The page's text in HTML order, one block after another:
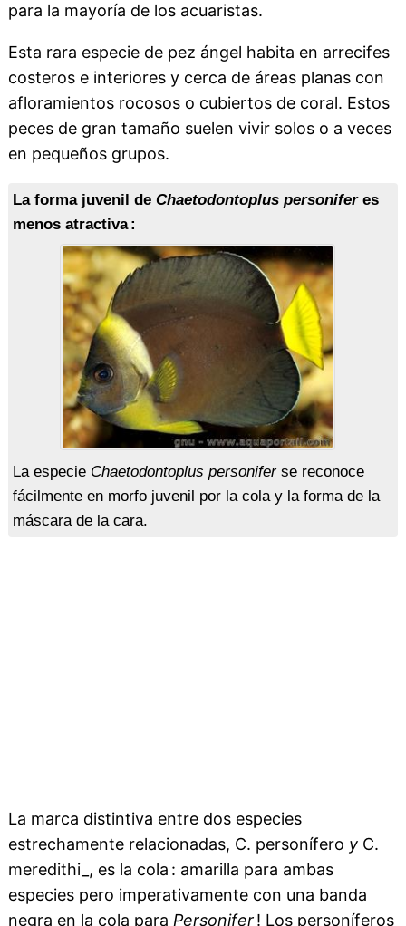
para la mayoría de los acuaristas.
Esta rara especie de pez ángel habita en arrecifes
costeros e interiores y cerca de áreas planas con
afloramientos rocosos o cubiertos de coral. Estos
peces de gran tamaño suelen vivir solos o a veces
en pequeños grupos.
La forma juvenil de Chaetodontoplus personiferes
menos atractiva :
La especie Chaetodontoplus personiferse reconoce
fácilmente en morfo juvenil por la cola y la forma de la
máscara de la cara.
La marca distintiva entre dos especies
estrechamente relacionadas, C. personífero y C.
meredithi_, es la cola : amarilla para ambas
especies pero imperativamente con una banda
negra en la cola para Personifer! Los personíferos